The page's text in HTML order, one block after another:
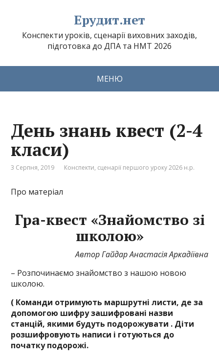
Ерудит.нет
Конспекти уроків, сценарії виховних заходів,
підготовка до ДПА та НМТ 2026
МЕНЮ
День знань квест (2-4
класи)
3 Серпня, 2019 Конспекти, сценарії першого уроку 2026 н.р.
Про матеріал
Гра-квест «Знайомство зі
школою»
Автор Гайдар Анастасія Аркадіївна
– Розпочинаємо знайомство з нашою новою
школою.
( Команди отримують маршрутні листи, де за
допомогою шифру зашифровані назви
станцій, якими будуть подорожувати . Діти
розшифровують написи і готуються до
початку подорожі.